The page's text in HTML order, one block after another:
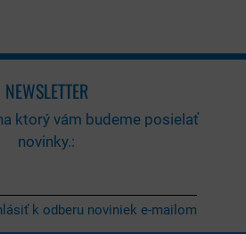
NEWSLETTER
ktorý vám budeme posielať
novinky.:
k odberu noviniek e-mailom